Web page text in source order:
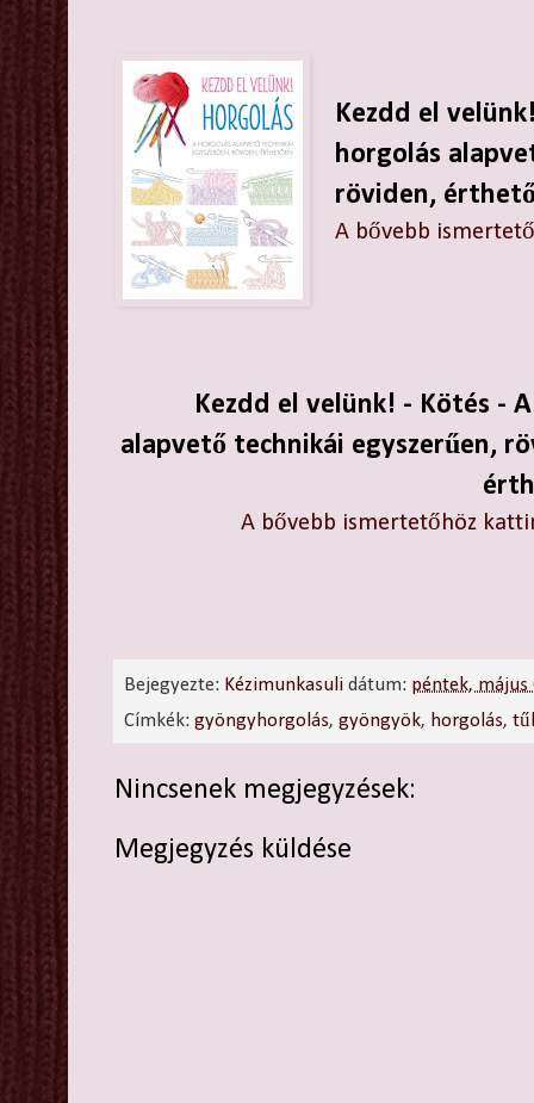
Kezdd el
horgolás
röviden,
A bővebb
Kezdd el velünk! - Kötés -
alapvető technikái egyszerűen,
A bővebb ismertetőhöz
Bejegyezte: Kézimunkasuli dátum: péntek, május
Címkék:gyöngyhorgolás,gyöngyök, horgolás,
Nincsenek megjegyzések:
Megjegyzés küldése